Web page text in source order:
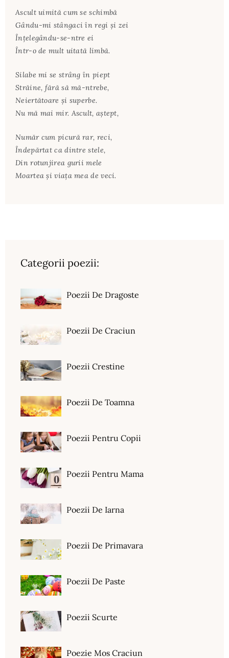
Ascult uimită cum se schimbă
Gându-mi stângaci în regi şi zei
Înţelegându-se-ntre ei
Într-o de mult uitată limbă.
Silabe mi se strâng în piept
Străine, fără să mă-ntrebe,
Neiertătoare şi superbe.
Nu mă mai mir. Ascult, aştept,
Număr cum picură rar, reci,
Îndepărtat ca dintre stele,
Din rotunjirea gurii mele
Moartea şi viaţa mea de veci.
Categorii poezii:
Poezii De Dragoste
Poezii De Craciun
Poezii Crestine
Poezii De Toamna
Poezii Pentru Copii
Poezii Pentru Mama
Poezii De Iarna
Poezii De Primavara
Poezii De Paste
Poezii Scurte
Poezie Mos Craciun